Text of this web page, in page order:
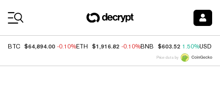
BTC $64,894.00 -0.10%ETH $1,916.82 -0.10%BNB $603.52 1.50%USDC
Price data by